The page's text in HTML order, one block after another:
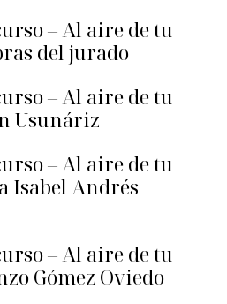
– Al aire de tu
del jurado
– Al aire de tu
Usunáriz
– Al aire de tu
Isabel Andrés
– Al aire de tu
Gómez Oviedo